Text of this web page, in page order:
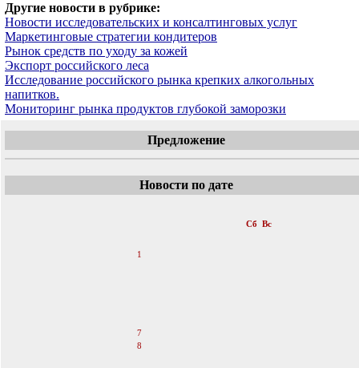
Другие новости в рубрике:
Новости исследовательских и консалтинговых услуг
Маркетинговые стратегии кондитеров
Рынок средств по уходу за кожей
Экспорт российского леса
Исследование российского рынка крепких алкогольных
напитков.
Мониторинг рынка продуктов глубокой заморозки
Предложение
Новости по дате
Сб Вс
1
7
8